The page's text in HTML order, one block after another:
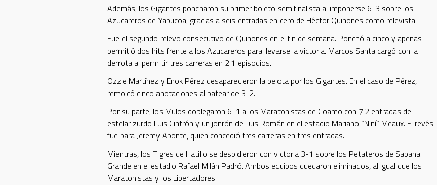
Además, los Gigantes poncharon su primer boleto semifinalista al imponerse 6-3 sobre los
Azucareros de Yabucoa, gracias a seis entradas en cero de Héctor Quiñones como relevista.
Fue el segundo relevo consecutivo de Quiñones en el fin de semana. Ponchó a cinco y apenas
permitió dos hits frente a los Azucareros para llevarse la victoria. Marcos Santa cargó con la
derrota al permitir tres carreras en 2.1 episodios.
Ozzie Martínez y Enok Pérez desaparecieron la pelota por los Gigantes. En el caso de Pérez,
remolcó cinco anotaciones al batear de 3-2.
Por su parte, los Mulos doblegaron 6-1 a los Maratonistas de Coamo con 7.2 entradas del
estelar zurdo Luis Cintrón y un jonrón de Luis Román en el estadio Mariano “Niní” Meaux. El revés
fue para Jeremy Aponte, quien concedió tres carreras en tres entradas.
Mientras, los Tigres de Hatillo se despidieron con victoria 3-1 sobre los Petateros de Sabana
Grande en el estadio Rafael Milán Padró. Ambos equipos quedaron eliminados, al igual que los
Maratonistas y los Libertadores.